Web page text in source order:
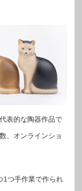
表的な陶器作品で
、オンラインショ
1つ手作業で作られ